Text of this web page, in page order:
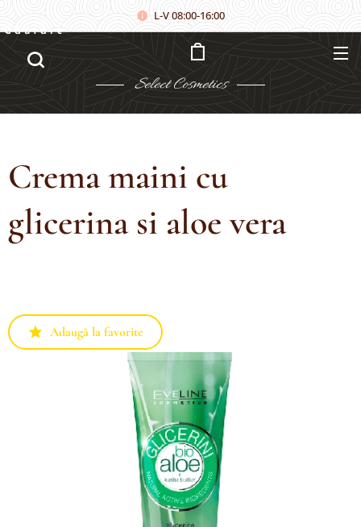
L-V 08:00-16:00
Select Cosmetics
Căutare
Crema maini cu
glicerina si aloe vera
Adaugă la favorite